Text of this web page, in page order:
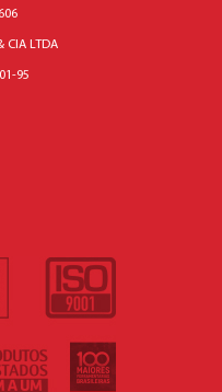
CIA LTDA
95